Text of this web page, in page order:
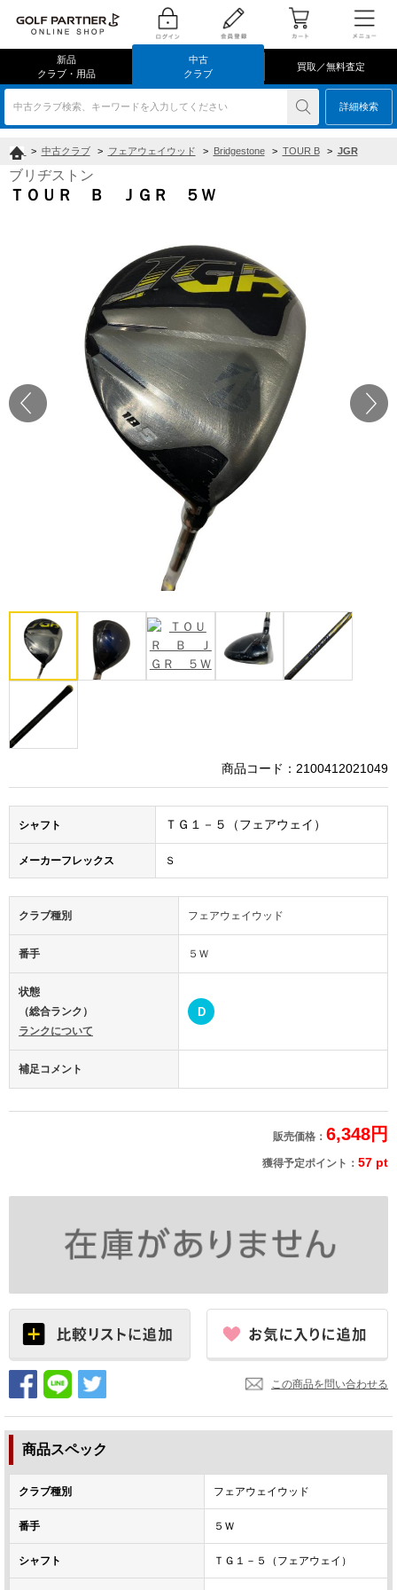
新品
クラブ・用品
中古
クラブ
買取／無料査定
中古クラブ検索、キーワードを入力してください 詳細検索
> 中古クラブ > フェアウェイウッド > Bridgestone > TOUR B > JGR
ブリヂストン
ＴＯＵＲ Ｂ ＪＧＲ ５Ｗ
商品コード：2100412021049
シャフト ＴＧ１－５（フェアウェイ）
メーカーフレックス Ｓ
クラブ種別 フェアウェイウッド
番手 ５Ｗ
状態
（総合ランク）
ランクについて
D
補足コメント
販売価格： 6,348円
獲得予定ポイント： 57 pt
この商品を問い合わせる
商品スペック
クラブ種別 フェアウェイウッド
番手 ５Ｗ
シャフト ＴＧ１－５（フェアウェイ）